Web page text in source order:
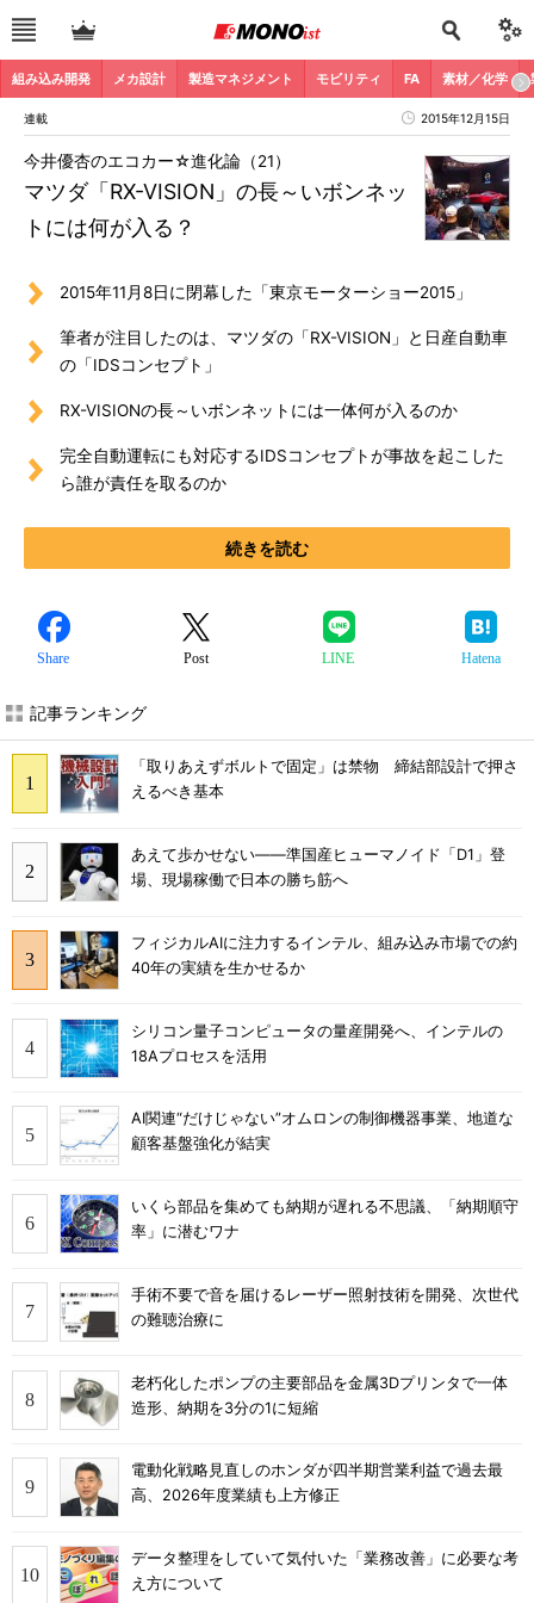
組み込み開発 メカ設計 製造マネジメント モビリティ FA 素材／化学
連載 2015年12月15日
マツダ「RX-VISION」の長～いボンネッ
トには何が入る？
今井優杏のエコカー☆進化論（21）
2015年11月8日に閉幕した「東京モーターショー2015」
筆者が注目したのは、マツダの「RX-VISION」と日産自動車
の「IDSコンセプト」
RX-VISIONの長～いボンネットには一体何が入るのか
完全自動運転にも対応するIDSコンセプトが事故を起こした
ら誰が責任を取るのか
続きを読む
Share Post LINE Hatena
記事ランキング
「取りあえずボルトで固定」は禁物 締結部設計で押さ
えるべき基本
あえて歩かせない――準国産ヒューマノイド「D1」登
場、現場稼働で日本の勝ち筋へ
フィジカルAIに注力するインテル、組み込み市場での約
40年の実績を生かせるか
シリコン量子コンピュータの量産開発へ、インテルの
18Aプロセスを活用
AI関連“だけじゃない”オムロンの制御機器事業、地道な
顧客基盤強化が結実
いくら部品を集めても納期が遅れる不思議、「納期順守
率」に潜むワナ
手術不要で音を届けるレーザー照射技術を開発、次世代
の難聴治療に
老朽化したポンプの主要部品を金属3Dプリンタで一体
造形、納期を3分の1に短縮
電動化戦略見直しのホンダが四半期営業利益で過去最
高、2026年度業績も上方修正
データ整理をしていて気付いた「業務改善」に必要な考
え方について